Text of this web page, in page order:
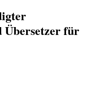
Übersetzer für